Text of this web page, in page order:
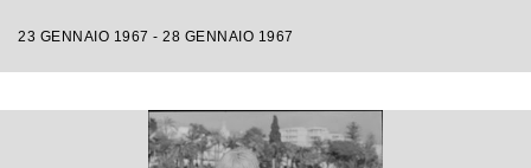
23 GENNAIO 1967 - 28 GENNAIO 1967